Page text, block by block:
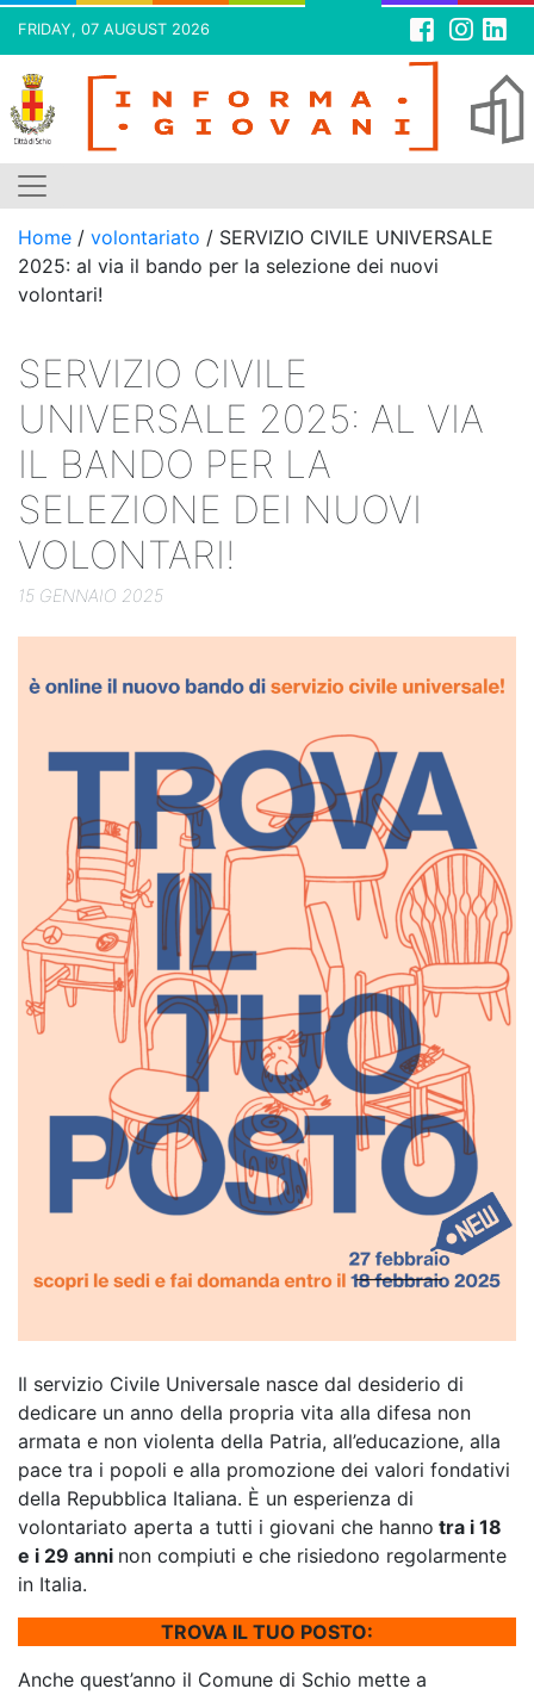
FRIDAY, 07 AUGUST 2026
Skip
content
Home / volontariato / SERVIZIO CIVILE UNIVERSALE
2025: al via il bando per la selezione dei nuovi
volontari!
SERVIZIO CIVILE
UNIVERSALE 2025: AL VIA
IL BANDO PER LA
SELEZIONE DEI NUOVI
VOLONTARI!
15 GENNAIO 2025
Il servizio Civile Universale nasce dal desiderio di
dedicare un anno della propria vita alla difesa non
armata e non violenta della Patria, all’educazione, alla
pace tra i popoli e alla promozione dei valori fondativi
della Repubblica Italiana. È un esperienza di
volontariato aperta a tutti i giovani che hanno tra i 18
e i 29 anni non compiuti e che risiedono regolarmente
in Italia.
TROVA IL TUO POSTO:
Anche quest’anno il Comune di Schio mette a